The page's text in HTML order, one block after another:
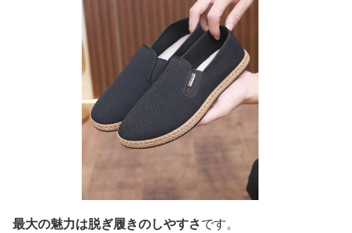
最大の魅力は脱ぎ履きのしやすさです。